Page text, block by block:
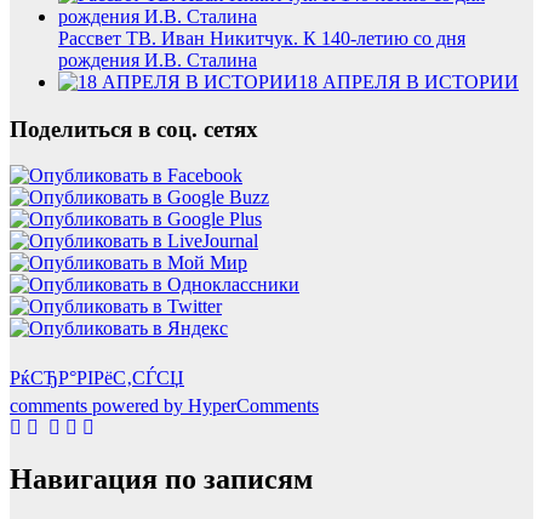
Рассвет ТВ. Иван Никитчук. К 140-летию со дня
рождения И.В. Сталина
18 АПРЕЛЯ В ИСТОРИИ
Поделиться в соц. сетях
РќСЂР°РІРёС‚СЃСЏ
comments powered by HyperComments
Навигация по записям